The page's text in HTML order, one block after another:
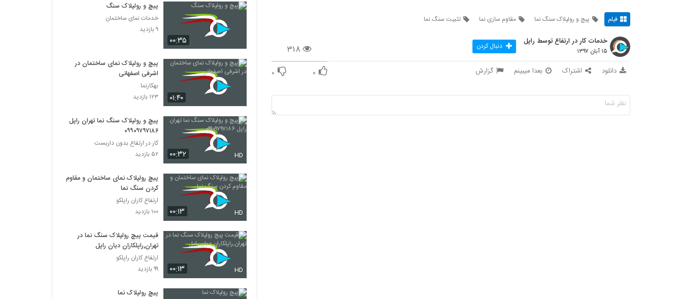
فیلم پیچ و رولپلاک سنگ نما مقاوم سازی نما تثبیت سنگ نما
۳۱۸
خدمات کار در ارتفاع توسط راپل
۱۵ آبان ۱۳۹۷ دنبال کردن
دانلود اشتراک بعدا میبینم گزارش ۰ ۰
۰۰:۳۵
پیچ و رولپلاک سنگ
خدمات نمای ساختمان
۹ بازدید
۰۱:۴۰
پیچ و رولپلاک نمای ساختمان در
اشرفی اصفهانی
بهکارنما
۱۲۳ بازدید
۰۰:۳۲ HD
پیچ و رولپلاک سنگ نما تهران راپل
۰۹۹۰۹۷۹۷۱۸۶
کار در ارتفاع بدون داربست
۵۲ بازدید
۰۰:۱۳ HD
پیچ رولپلاک نمای ساختمان و مقاوم
کردن سنگ نما
ارتفاع کاران راپلکو
۱۰۰ بازدید
۰۰:۱۳ HD
قیمت پیچ رولپلاک سنگ نما در
تهران,راپلکاران دیان راپل
ارتفاع کاران راپلکو
۹۹ بازدید
پیچ رولپلاک نما